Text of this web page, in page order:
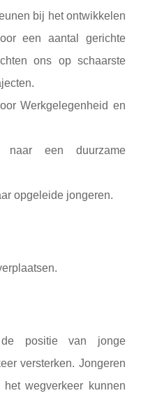
bij het ontwikkelen
een aantal gerichte
ons op schaarste
Werkgelegenheid en
een duurzame
opgeleide jongeren.
positie van jonge
versterken. Jongeren
wegverkeer kunnen